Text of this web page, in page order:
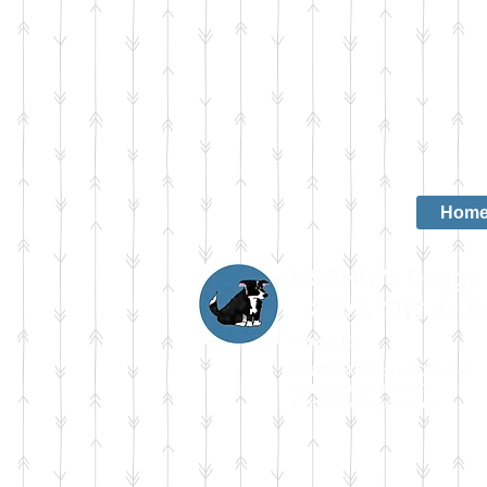
USSHIY's
犬のしつけ &
〒300-1207
茨城県牛久市ひたち野東4-1-76
mobile:090-9002-8427
E-mail:
info@usshiy.com